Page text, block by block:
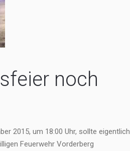
noch
2015, um 18:00 Uhr, sollte eigentlich
Feuerwehr Vorderberg